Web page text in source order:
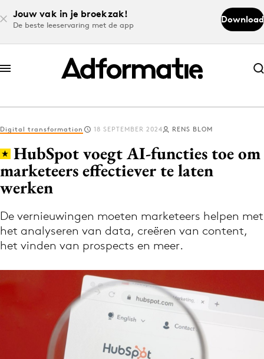
Jouw vak in je broekzak!
De beste leeservaring met de app
Download
Abonneer nu
Abonneer nu
Log in
Volg het laatste nieuws via de Adformatie
Nieuws app
9 sept: GenAI-training
Digital transformation 18 SEPTEMBER 2024 RENS BLOM
HubSpot voegt AI-functies toe om
marketeers effectiever te laten
werken
De vernieuwingen moeten marketeers helpen met
het analyseren van data, creëren van content,
het vinden van prospects en meer.